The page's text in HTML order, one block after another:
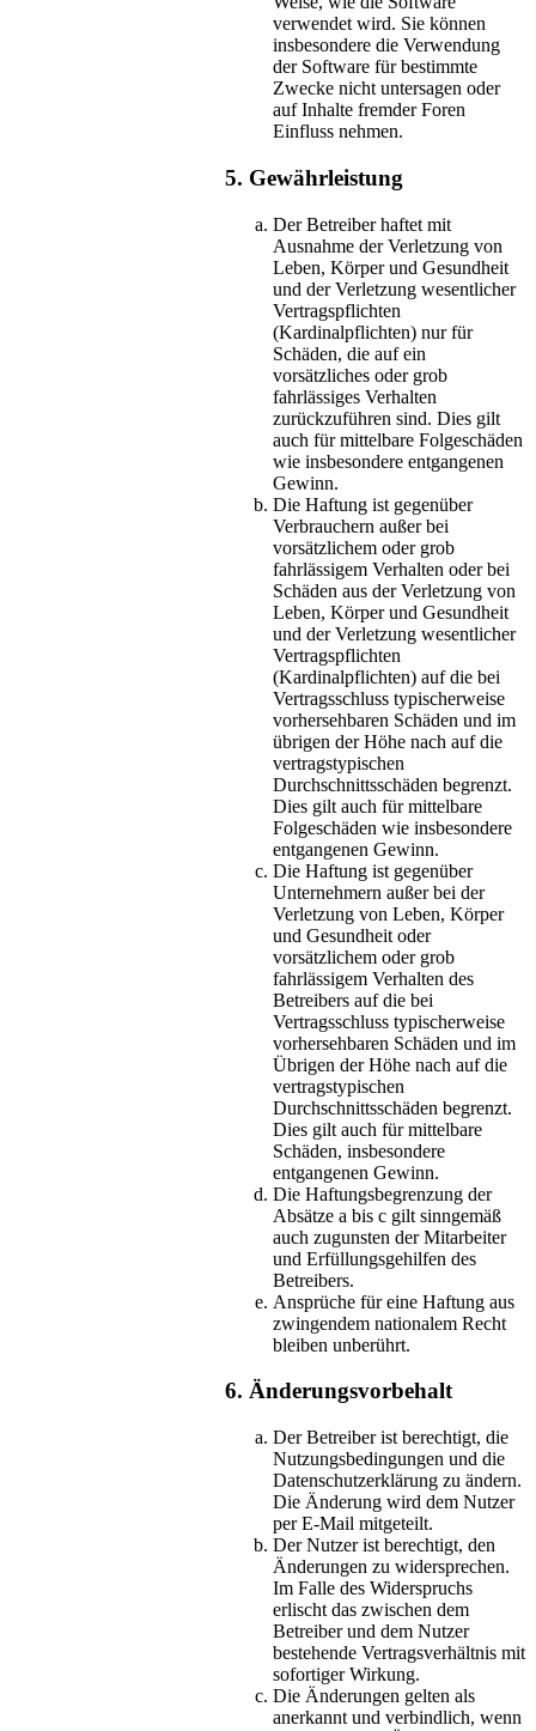
verwendet wird. Sie können
insbesondere die Verwendung
der Software für bestimmte
Zwecke nicht untersagen oder
auf Inhalte fremder Foren
Einfluss nehmen.
5. Gewährleistung
Der Betreiber haftet mit
Ausnahme der Verletzung von
Leben, Körper und Gesundheit
und der Verletzung wesentlicher
Vertragspflichten
(Kardinalpflichten) nur für
Schäden, die auf ein
vorsätzliches oder grob
fahrlässiges Verhalten
zurückzuführen sind. Dies gilt
auch für mittelbare Folgeschäden
wie insbesondere entgangenen
Gewinn.
Die Haftung ist gegenüber
Verbrauchern außer bei
vorsätzlichem oder grob
fahrlässigem Verhalten oder bei
Schäden aus der Verletzung von
Leben, Körper und Gesundheit
und der Verletzung wesentlicher
Vertragspflichten
(Kardinalpflichten) auf die bei
Vertragsschluss typischerweise
vorhersehbaren Schäden und im
übrigen der Höhe nach auf die
vertragstypischen
Durchschnittsschäden begrenzt.
Dies gilt auch für mittelbare
Folgeschäden wie insbesondere
entgangenen Gewinn.
Die Haftung ist gegenüber
Unternehmern außer bei der
Verletzung von Leben, Körper
und Gesundheit oder
vorsätzlichem oder grob
fahrlässigem Verhalten des
Betreibers auf die bei
Vertragsschluss typischerweise
vorhersehbaren Schäden und im
Übrigen der Höhe nach auf die
vertragstypischen
Durchschnittsschäden begrenzt.
Dies gilt auch für mittelbare
Schäden, insbesondere
entgangenen Gewinn.
Die Haftungsbegrenzung der
Absätze a bis c gilt sinngemäß
auch zugunsten der Mitarbeiter
und Erfüllungsgehilfen des
Betreibers.
Ansprüche für eine Haftung aus
zwingendem nationalem Recht
bleiben unberührt.
6. Änderungsvorbehalt
Der Betreiber ist berechtigt, die
Nutzungsbedingungen und die
Datenschutzerklärung zu ändern.
Die Änderung wird dem Nutzer
per E-Mail mitgeteilt.
Der Nutzer ist berechtigt, den
Änderungen zu widersprechen.
Im Falle des Widerspruchs
erlischt das zwischen dem
Betreiber und dem Nutzer
bestehende Vertragsverhältnis mit
sofortiger Wirkung.
Die Änderungen gelten als
anerkannt und verbindlich, wenn